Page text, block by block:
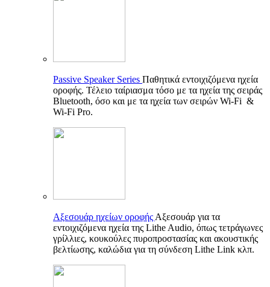
Passive Speaker Series Παθητικά εντοιχιζόμενα ηχεία
οροφής. Τέλειο ταίριασμα τόσο με τα ηχεία της σειράς
Bluetooth, όσο και με τα ηχεία των σειρών Wi-Fi &
Wi-Fi Pro.
Αξεσουάρ ηχείων οροφής Αξεσουάρ για τα
εντοιχιζόμενα ηχεία της Lithe Audio, όπως τετράγωνες
γρίλλιες, κουκούλες πυροπροστασίας και ακουστικής
βελτίωσης, καλώδια για τη σύνδεση Lithe Link κλπ.